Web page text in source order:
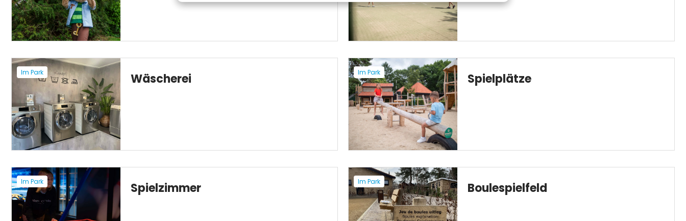
Im Park Wäscherei Im Park Spielplätze
Im Park Spielzimmer Im Park Boulespielfeld